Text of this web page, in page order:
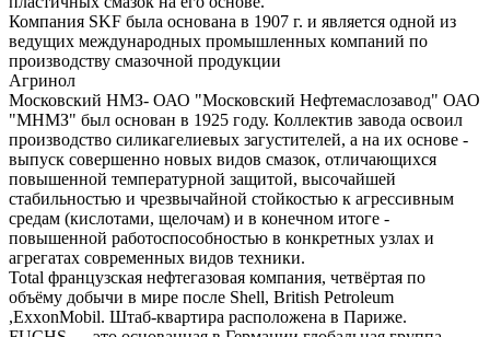
Компания SKF была основана в 1907 г. и является одной из
ведущих международных промышленных компаний по
производству смазочной продукции
Агринол
Московский НМЗ- ОАО "Московский Нефтемаслозавод" ОАО
"МНМЗ" был основан в 1925 году. Коллектив завода освоил
производство силикагелиевых загустителей, а на их основе -
выпуск совершенно новых видов смазок, отличающихся
повышенной температурной защитой, высочайшей
стабильностью и чрезвычайной стойкостью к агрессивным
средам (кислотами, щелочам) и в конечном итоге -
повышенной работоспособностью в конкретных узлах и
агрегатах современных видов техники.
Total французская нефтегазовая компания, четвёртая по
объёму добычи в мире после Shell, British Petroleum
,ExxonMobil. Штаб-квартира расположена в Париже.